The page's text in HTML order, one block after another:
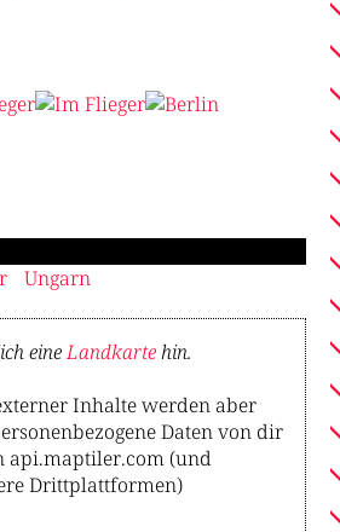
Ungarn
eineLandkartehin.
Inhalte werden aber
Daten von dir
api.maptiler.com (und
Drittplattformen)